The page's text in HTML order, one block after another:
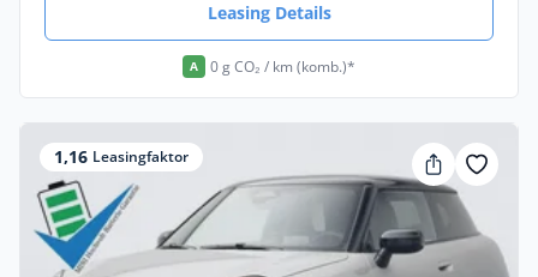
Leasing Details
A 0 g CO₂ / km (komb.)*
1,16 Leasingfaktor